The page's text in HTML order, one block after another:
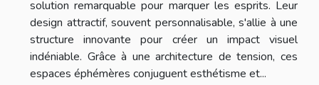
solution remarquable pour marquer les esprits. Leur
design attractif, souvent personnalisable, s'allie à une
structure innovante pour créer un impact visuel
indéniable. Grâce à une architecture de tension, ces
espaces éphémères conjuguent esthétisme et...